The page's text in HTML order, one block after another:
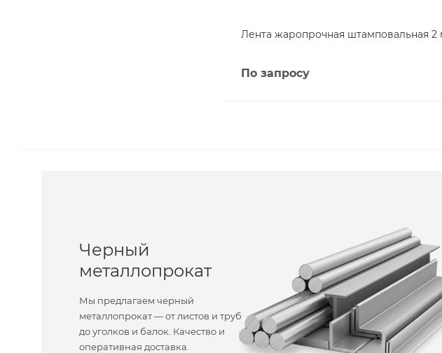
Лента жаропрочная штамповальная
По запросу
Черный
металлопрокат
Мы предлагаем черный
металлопрокат — от листов и труб
до уголков и балок. Качество и
оперативная доставка.